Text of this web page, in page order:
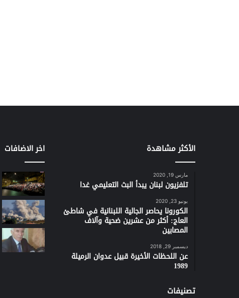
الأكثر مشاهدة
مارس 19, 2020
تلفزيون لبنان يبدأ البث التعليمي غدا
يونيو 23, 2020
الكورونا يحاصر الجالية اللبنانية في شاطئ
العاج: أكثر من عشرين ضحية وآلاف
المصابين
ديسمبر 29, 2018
عن اللحظات الأخيرة قبيل عدوان الرميلة
1989
تصنيفات
اخر الاضافات